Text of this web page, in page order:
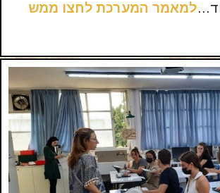
למאמר המערכת לחצו ממש